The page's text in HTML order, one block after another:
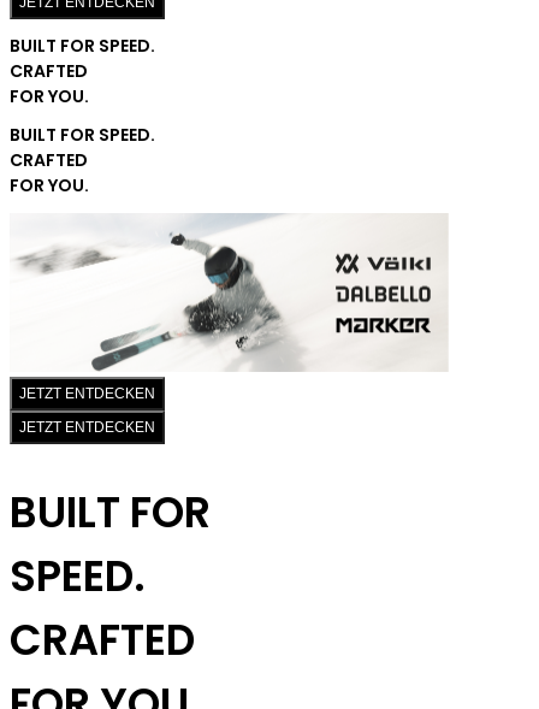
BUILT FOR SPEED.
CRAFTED
FOR YOU.
BUILT FOR SPEED.
CRAFTED
FOR YOU.
JETZT ENTDECKEN
JETZT ENTDECKEN
BUILT FOR
SPEED.
CRAFTED